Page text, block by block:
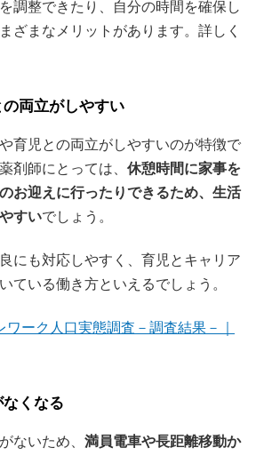
調整できたり、自分の時間を確保し
ざまなメリットがあります。詳しく
両立がしやすい
育児との両立がしやすいのが特徴で
剤師にとっては、 休憩時間に家事を
お迎えに行ったりできるため、生活
すいでしょう。
にも対応しやすく、育児とキャリア
ている働き方といえるでしょう。
ワーク人口実態調査－調査結果－｜
くなる
ないため、 満員電車や長距離移動か